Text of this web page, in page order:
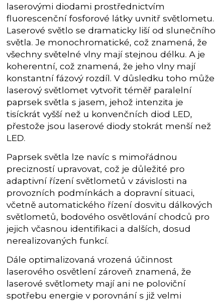
laserovými diodami prostřednictvím
fluorescenční fosforové látky uvnitř světlometu.
Laserové světlo se dramaticky liší od slunečního
světla. Je monochromatické, což znamená, že
všechny světelné vlny mají stejnou délku. A je
koherentní, což znamená, že jeho vlny mají
konstantní fázový rozdíl. V důsledku toho může
laserový světlomet vytvořit téměř paralelní
paprsek světla s jasem, jehož intenzita je
tisíckrát vyšší než u konvenčních diod LED,
přestože jsou laserové diody stokrát menší než
LED.
Paprsek světla lze navíc s mimořádnou
precizností upravovat, což je důležité pro
adaptivní řízení světlometů v závislosti na
provozních podmínkách a dopravní situaci,
včetně automatického řízení dosvitu dálkových
světlometů, bodového osvětlování chodců pro
jejich včasnou identifikaci a dalších, dosud
nerealizovaných funkcí.
Dále optimalizovaná vrozená účinnost
laserového osvětlení zároveň znamená, že
laserové světlomety mají ani ne poloviční
spotřebu energie v porovnání s již velmi